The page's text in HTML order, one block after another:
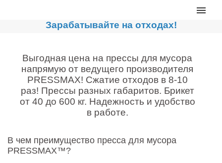
Главная
Сортировочные линии
Прессы для макулатуры
Дробильное оборудование
Компакторы, контейнеры
Видео
Зарабатывайте на отходах!
Выгодная цена на прессы для мусора
напрямую от ведущего производителя
PRESSMAX! Сжатие отходов в 8-10
раз! Прессы разных габаритов. Брикет
от 40 до 600 кг. Надежность и удобство
в работе.
В чем преимущество пресса для мусора
PRESSMAX™?